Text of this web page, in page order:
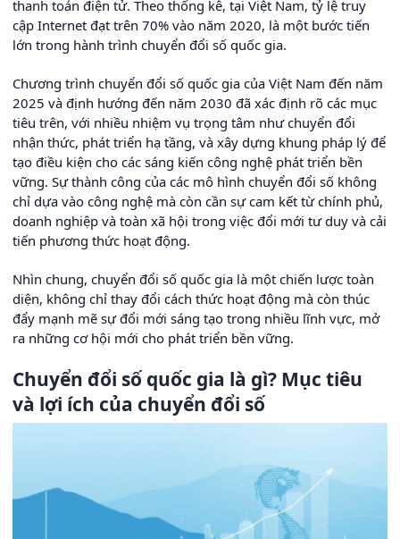
thanh toán điện tử. Theo thống kê, tại Việt Nam, tỷ lệ truy
cập Internet đạt trên 70% vào năm 2020, là một bước tiến
lớn trong hành trình chuyển đổi số quốc gia.
Chương trình chuyển đổi số quốc gia của Việt Nam đến năm
2025 và định hướng đến năm 2030 đã xác định rõ các mục
tiêu trên, với nhiều nhiệm vụ trọng tâm như chuyển đổi
nhận thức, phát triển hạ tầng, và xây dựng khung pháp lý để
tạo điều kiện cho các sáng kiến công nghệ phát triển bền
vững. Sự thành công của các mô hình chuyển đổi số không
chỉ dựa vào công nghệ mà còn cần sự cam kết từ chính phủ,
doanh nghiệp và toàn xã hội trong việc đổi mới tư duy và cải
tiến phương thức hoạt động.
Nhìn chung, chuyển đổi số quốc gia là một chiến lược toàn
diện, không chỉ thay đổi cách thức hoạt động mà còn thúc
đẩy mạnh mẽ sự đổi mới sáng tạo trong nhiều lĩnh vực, mở
ra những cơ hội mới cho phát triển bền vững.
Chuyển đổi số quốc gia là gì? Mục tiêu
và lợi ích của chuyển đổi số